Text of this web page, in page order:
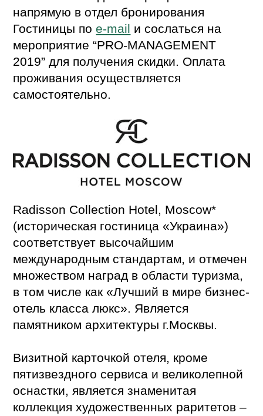
напрямую в отдел бронирования
Гостиницы по e-mail и сослаться на
мероприятие “PRO-MANAGEMENT
2019” для получения скидки. Оплата
проживания осуществляется
самостоятельно.
Radisson Collection Hotel, Moscow*
(историческая гостиница «Украина»)
соответствует высочайшим
международным стандартам, и отмечен
множеством наград в области туризма,
в том числе как «Лучший в мире бизнес-
отель класса люкс». Является
памятником архитектуры г.Москвы.
Визитной карточкой отеля, кроме
пятизвездного сервиса и великолепной
оснастки, является знаменитая
коллекция художественных раритетов –